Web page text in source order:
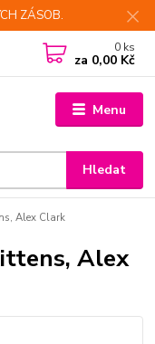
ZÁSOB.
Menu
Hledat
0 ks
za 0,00 Kč
Alex Clark
Alex